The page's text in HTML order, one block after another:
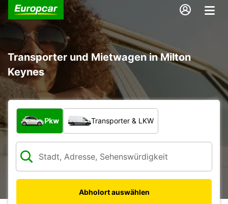
Transporter und Mietwagen in Milton
Keynes
Welche Art von Fahrzeug?
Pkw Transporter & LKW
Abholort auswählen